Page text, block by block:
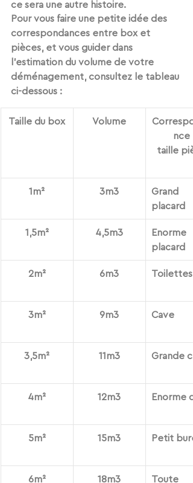
ce sera une autre histoire.
Pour vous faire une petite idée des
correspondances entre box et
pièces, et vous guider dans
l’estimation du volume de votre
déménagement, consultez le tableau
ci-dessous :
Taille du box Volume
nce
taille
1m² 3m3
Grand
placard
1,5m² 4,5m3
Enorme
placard
2m² 6m3 Toilettes
3m² 9m3 Cave
3,5m² 11m3 Grande
4m² 12m3 Enorme
5m² 15m3 Petit
6m² 18m3 Toute